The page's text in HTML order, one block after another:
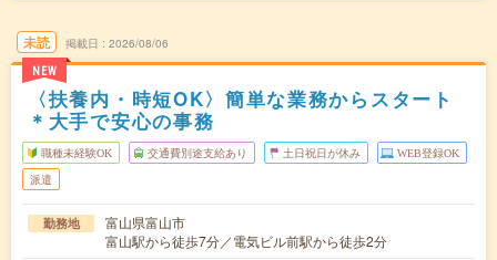
未読
NEW
掲載日 2026/08/06
〈扶養内・時短OK〉簡単な業務からスタート
＊大手で安心の事務
職種未経験OK 交通費別途支給あり 土日祝日が休み WEB登録OK
派遣
勤務地
富山県富山市
富山駅から徒歩7分／電気ビル前駅から徒歩2分